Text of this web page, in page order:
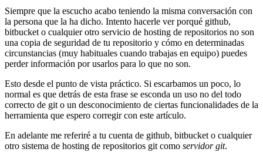
Siempre que la escucho acabo teniendo la misma conversación con
la persona que la ha dicho. Intento hacerle ver porqué github,
bitbucket o cualquier otro servicio de hosting de repositorios no son
una copia de seguridad de tu repositorio y cómo en determinadas
circunstancias (muy habituales cuando trabajas en equipo) puedes
perder información por usarlos para lo que no son.
Esto desde el punto de vista práctico. Si escarbamos un poco, lo
normal es que detrás de esta frase se esconda un uso no del todo
correcto de git o un desconocimiento de ciertas funcionalidades de la
herramienta que espero corregir con este artículo.
En adelante me referiré a tu cuenta de github, bitbucket o cualquier
otro sistema de hosting de repositorios git como servidor git.